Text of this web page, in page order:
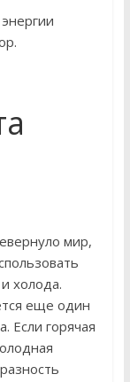
мир,
холода.
еще один
Если горячая